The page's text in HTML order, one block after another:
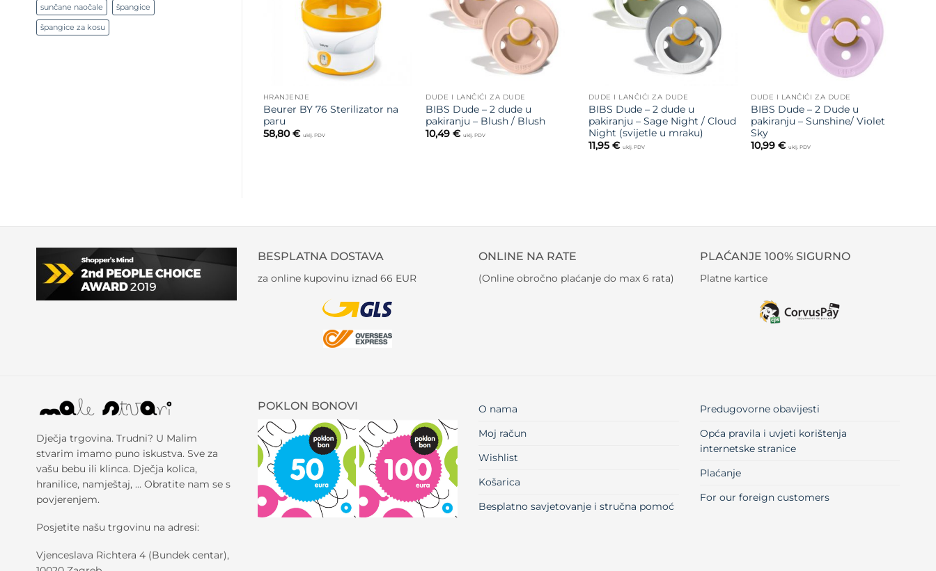
sunčane naočale špangice
špangice za kosu
HRANJENJE
Beurer BY 76 Sterilizator na
paru
58,80€ uklj. PDV
DUDE I LANČIĆI ZA DUDE
BIBS Dude – 2 dude u
pakiranju – Blush / Blush
10,49€ uklj. PDV
DUDE I LANČIĆI ZA DUDE
BIBS Dude – 2 dude u
pakiranju – Sage Night / Cloud
Night (svijetle u mraku)
11,95 € uklj. PDV
DUDE I LANČIĆI ZA DUDE
BIBS Dude – 2 Dude u
pakiranju – Sunshine/ Violet
Sky
10,99€ uklj. PDV
BESPLATNA DOSTAVA
za online kupovinu iznad 66 EUR
ONLINE NA RATE
(Online obročno plaćanje do max 6 rata)
PLAĆANJE 100% SIGURNO
Platne kartice
Dječja trgovina. Trudni? U Malim
stvarim imamo puno iskustva. Sve za
vašu bebu ili klinca. Dječja kolica,
hranilice, namještaj, … Obratite nam se s
povjerenjem.
Posjetite našu trgovinu na adresi:
Vjenceslava Richtera 4 (Bundek centar),
POKLON BONOVI
O nama
Moj račun
Wishlist
Košarica
Besplatno savjetovanje i stručna pomoć
Predugovorne obavijesti
Opća pravila i uvjeti korištenja
internetske stranice
Plaćanje
For our foreign customers